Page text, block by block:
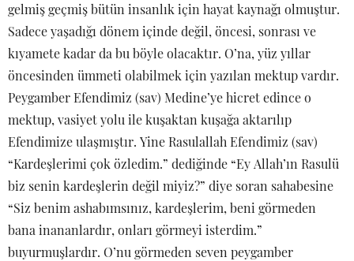
gelmiş geçmiş bütün insanlık için hayat kaynağı olmuştur.
Sadece yaşadığı dönem içinde değil, öncesi, sonrası ve
kıyamete kadar da bu böyle olacaktır. O’na, yüz yıllar
öncesinden ümmeti olabilmek için yazılan mektup vardır.
Peygamber Efendimiz (sav) Medine’ye hicret edince o
mektup, vasiyet yolu ile kuşaktan kuşağa aktarılıp
Efendimize ulaşmıştır. Yine Rasulallah Efendimiz (sav)
“Kardeşlerimi çok özledim.” dediğinde “Ey Allah’ın Rasulü
biz senin kardeşlerin değil miyiz?” diye soran sahabesine
“Siz benim ashabımsınız, kardeşlerim, beni görmeden
bana inananlardır, onları görmeyi isterdim.”
buyurmuşlardır. O’nu görmeden seven peygamber